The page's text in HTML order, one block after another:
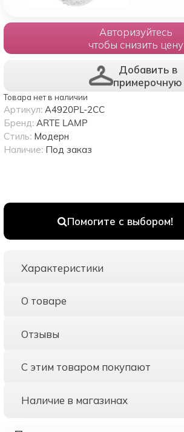
Авторизуйтесь
чтобы снизить цену
Добавить в
примерочную
Товара нет в наличии
Помогите с выбором!
Артикул: A4920PL-2CC
Бренд: ARTE LAMP
Стиль: Модерн
Наличие: Под заказ
Характеристики
О товаре
Отзывы
С этим товаром покупают
Наличие в магазинах